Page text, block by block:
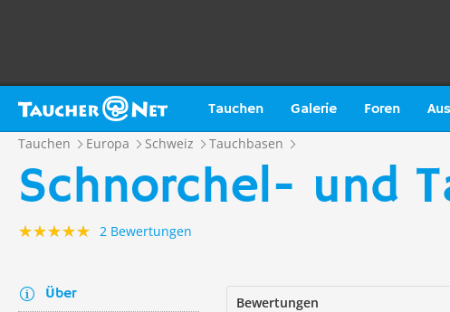
Tauchen Galerie Foren
Tauchen Europa Schweiz Tauchbasen
Schnorchel- und
2 Bewertungen
Über
Bewertungen